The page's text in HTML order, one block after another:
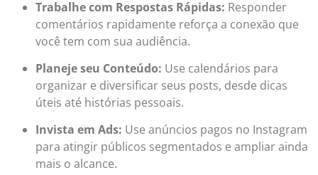
Trabalhe com Respostas Rápidas: Responder
comentários rapidamente reforça a conexão que
você tem com sua audiência.
Planeje seu Conteúdo: Use calendários para
organizar e diversificar seus posts, desde dicas
úteis até histórias pessoais.
Invista em Ads: Use anúncios pagos no Instagram
para atingir públicos segmentados e ampliar ainda
mais o alcance.